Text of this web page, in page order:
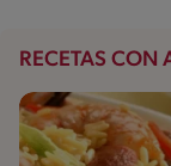
RECETAS CON